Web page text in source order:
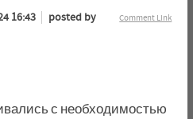
Comment Link
16:43
posted by
с необходимостью